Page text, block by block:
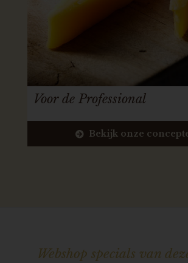
Voor de Professional
Bekijk onze
Webshop specials van